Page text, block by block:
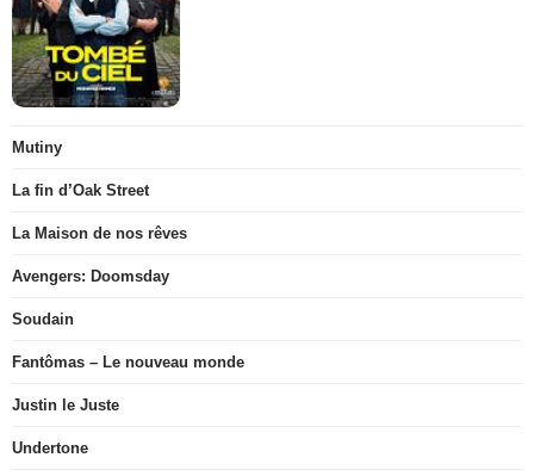
Mutiny
La fin d’Oak Street
La Maison de nos rêves
Avengers: Doomsday
Soudain
Fantômas – Le nouveau monde
Justin le Juste
Undertone